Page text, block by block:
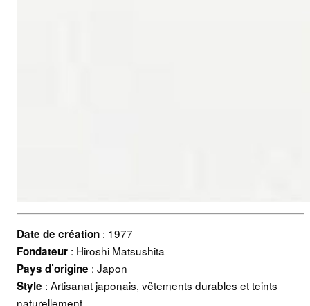
Date de création : 1977
Fondateur : Hiroshi Matsushita
Pays d’origine : Japon
Style : Artisanat japonais, vêtements durables et teints
naturellement